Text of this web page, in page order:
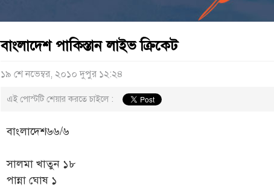
বাংলাদেশ পাকিস্তান লাইভ ক্রিকেট
১৯ শে নভেম্বর, ২০১০ দুপুর ১২:২৪
এই পোস্টটি শেয়ার করতে চাইলে :
বাংলাদেশ৬৬/৬
সালমা খাতুন ১৮
পান্না ঘোষ ১